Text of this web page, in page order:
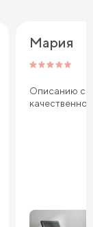
Мария
Описанию
качественно